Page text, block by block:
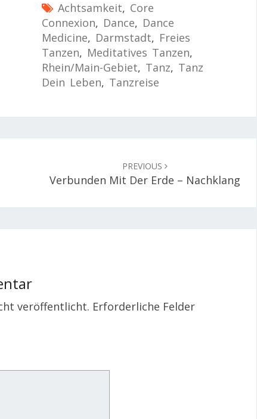
Achtsamkeit, Core
Connexion, Dance, Dance
Medicine, Darmstadt, Freies
Tanzen, Meditatives Tanzen,
Rhein/Main-Gebiet, Tanz, Tanz
Dein Leben, Tanzreise
PREVIOUS
Verbunden Mit Der Erde – Nachklang
veröffentlicht. Erforderliche Felder